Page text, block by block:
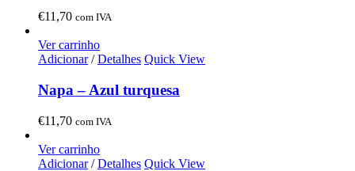
€11,70 com IVA
Ver carrinho
Adicionar/ Detalhes Quick View
Napa – Azul turquesa
€11,70 com IVA
Ver carrinho
Adicionar/ Detalhes Quick View